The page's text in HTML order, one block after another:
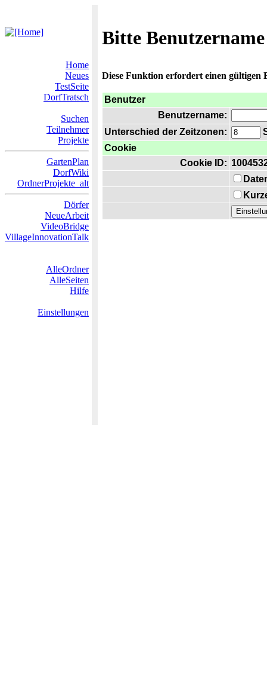
Bitte
Home
Neues
TestSeite
DorfTratsch
Suchen
Teilnehmer
Projekte
GartenPlan
DorfWiki
OrdnerProjekte_alt
Dörfer
NeueArbeit
VideoBridge
VillageInnovationTalk
AlleOrdner
AlleSeiten
Hilfe
Einstellungen
Diese Funktion erfordert einen gültigen
Benutzer
Benutzername:
Unterschied der Zeitzonen:
Cookie
Cookie ID: